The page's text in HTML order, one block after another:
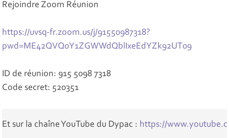
Rejoindre Zoom Réunion
https://uvsq-fr.zoom.us/j/91550987318?
pwd=ME42QVQ0Y1ZGWWdQblIxeEdYZk92UT09
ID de réunion: 915 5098 7318
Code secret: 520351
Et sur la chaîne YouTube du Dypac : https://